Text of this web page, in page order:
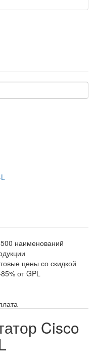
наименований
цены со скидкой
от GPL
Cisco